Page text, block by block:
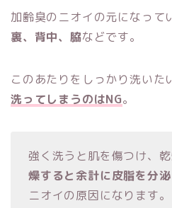
加齢臭のニオイの元になって
裏、背中、脇などです。
このあたりをしっかり洗いた
洗ってしまうのはNG。
強く洗うと肌を傷つけ、
燥すると余計に皮脂を分
ニオイの原因になります。